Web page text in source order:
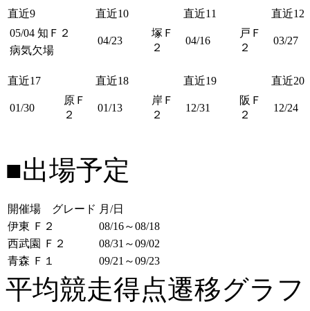
直近9 直近10 直近11
直近12
05/04 知Ｆ２
病気欠場
04/23
塚Ｆ
２
04/16
戸Ｆ
２
03/27
直近17 直近18 直近19 直近20
01/30
原Ｆ
２
01/13
岸Ｆ
２
12/31
阪Ｆ
２
12/24
■出場予定
開催場 グレード 月/日
伊東 Ｆ２
08/16～08/18
西武園 Ｆ２
08/31～09/02
青森 Ｆ１
09/21～09/23
平均競走得点遷移グラ